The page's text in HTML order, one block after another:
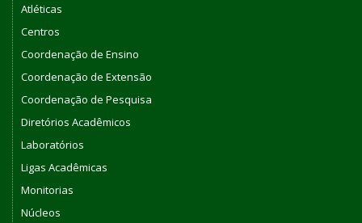
Atléticas
Centros
Coordenação de Ensino
Coordenação de Extensão
Coordenação de Pesquisa
Diretórios Acadêmicos
Laboratórios
Ligas Acadêmicas
Monitorias
Núcleos